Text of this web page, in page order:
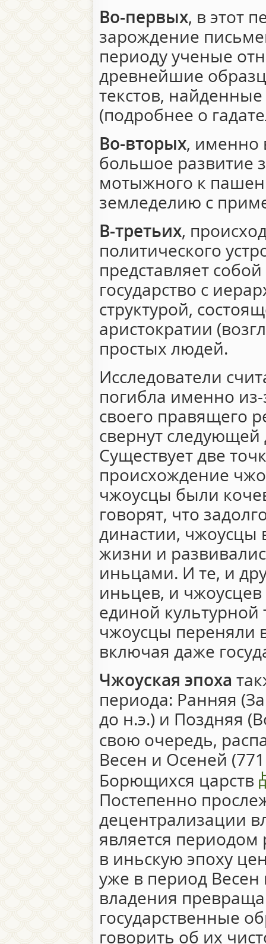
Во-первых, в этот
зарождение
периоду ученые
древнейшие
текстов,
(подробнее о
Во-вторых, именно
большое развитие
мотыжного к
земледелию с
В-третьих,
политического
представляет
государство с
структурой,
аристократии
простых людей.
Исследователи
погибла именно из-
своего правящего
свернут
Существует две
происхождение
чжоусцы были
говорят, что
династии, чжоусцы
жизни и
иньцами. И те, и
иньцев, и чжоусцев
единой культурной
чжоусцы переняли
включая даже
Чжоуская эпоха
периода: Ранняя
до н.э.) и Поздняя
свою очередь,
Весен и Осеней
Борющихся царств
Постепенно
децентрализации
является
в иньскую эпоху
уже в период
владения
государственные
говорить об их